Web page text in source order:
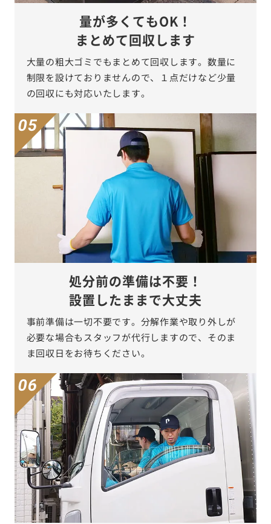
量が多くてもOK！
まとめて回収します
大量の粗大ゴミでもまとめて回収します。数量に
制限を設けておりませんので、１点だけなど少量
の回収にも対応いたします。
処分前の準備は不要！
設置したままで大丈夫
事前準備は一切不要です。分解作業や取り外しが
必要な場合もスタッフが代行しますので、そのま
ま回収日をお待ちください。